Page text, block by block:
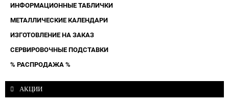
ИНФОРМАЦИОННЫЕ ТАБЛИЧКИ
МЕТАЛЛИЧЕСКИЕ КАЛЕНДАРИ
ИЗГОТОВЛЕНИЕ НА ЗАКАЗ
СЕРВИРОВОЧНЫЕ ПОДСТАВКИ
% РАСПРОДАЖА %
АКЦИИ